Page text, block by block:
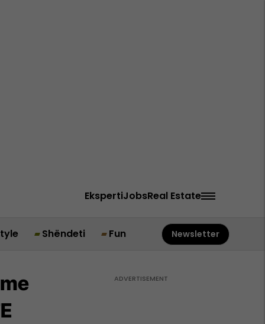
EkspertiJobsReal Estate
Shëndeti Fun Newsletter